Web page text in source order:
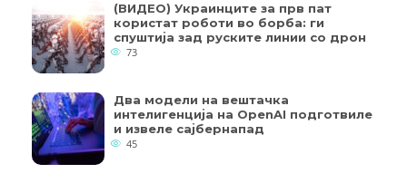
(ВИДЕО) Украинците за прв пат
користат роботи во борба: ги
спуштија зад руските линии со дрон
73
Два модели на вештачка
интелигенција на OpenAI подготвиле
и извеле сајбернапад
45